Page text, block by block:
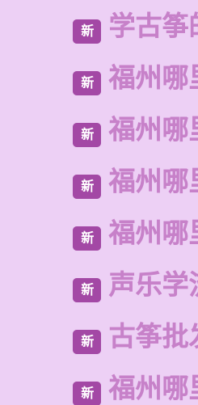
新 学古筝
新 福州哪
新 福州哪
新 福州哪
新 福州哪
新 声乐学
新 古筝批
新 福州哪